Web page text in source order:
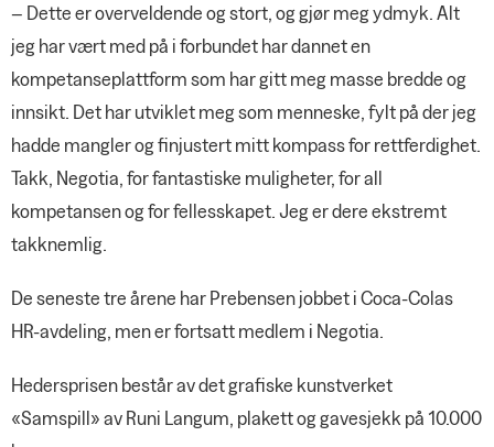
– Dette er overveldende og stort, og gjør meg ydmyk. Alt
jeg har vært med på i forbundet har dannet en
kompetanseplattform som har gitt meg masse bredde og
innsikt. Det har utviklet meg som menneske, fylt på der jeg
hadde mangler og finjustert mitt kompass for rettferdighet.
Takk, Negotia, for fantastiske muligheter, for all
kompetansen og for fellesskapet. Jeg er dere ekstremt
takknemlig.
De seneste tre årene har Prebensen jobbet i Coca-Colas
HR-avdeling, men er fortsatt medlem i Negotia.
Hedersprisen består av det grafiske kunstverket
«Samspill» av Runi Langum, plakett og gavesjekk på 10.000